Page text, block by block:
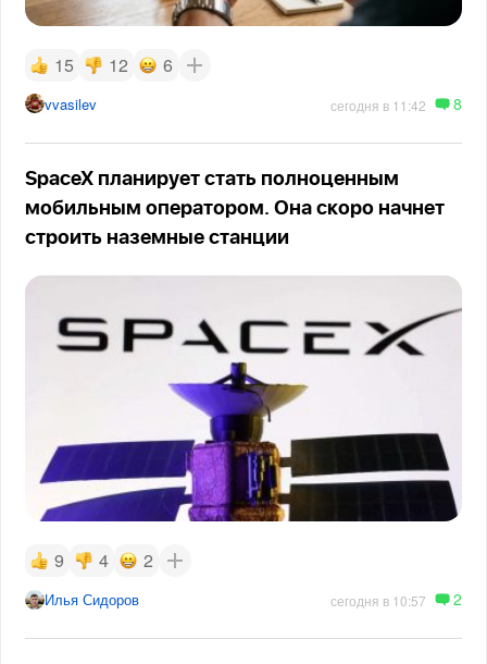
15 12 6
vvasilev сегодня в 11:42 8
SpaceX планирует стать полноценным
мобильным оператором. Она скоро начнет
строить наземные станции
9 4 2
Илья Сидоров сегодня в 10:57 2